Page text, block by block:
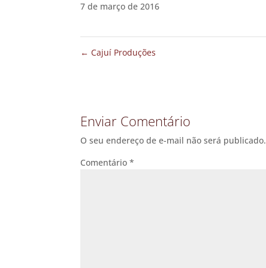
7 de março de 2016
← Cajuí Produções
Enviar Comentário
O seu endereço de e-mail não será publicado.
Comentário*